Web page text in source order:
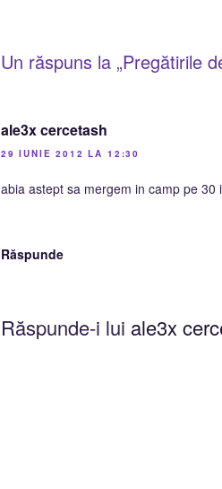
Un răspuns la „Pregătirile
ale3x cercetash
29 IUNIE 2012 LA 12:30
abia astept sa mergem in camp pe 30
Răspunde
Răspunde-i lui ale3x